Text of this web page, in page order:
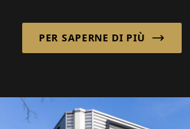
PER SAPERNE DI PIÙ